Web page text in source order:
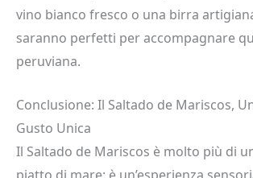
vino bianco fresco o una birra
saranno perfetti per accompagnare
peruviana.
Conclusione: Il Saltado de Mariscos,
Gusto Unica
Il Saltado de Mariscos è molto più di